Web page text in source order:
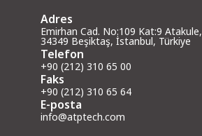
Adres
Emirhan Cad. No:109 Kat:9 Atakule,
34349 Beşiktaş, İstanbul, Türkiye
Telefon
+90 (212) 310 65 00
Faks
+90 (212) 310 65 64
E-posta
info@atptech.com